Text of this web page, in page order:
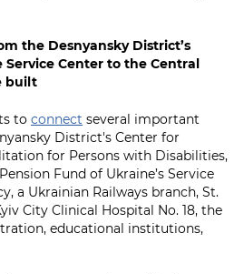
the Desnyansky District’s
Center to the Central
built
to connect several important
District's Center for
for Persons with Disabilities,
Fund of Ukraine’s Service
a Ukrainian Railways branch, St.
City Clinical Hospital No. 18, the
educational institutions,